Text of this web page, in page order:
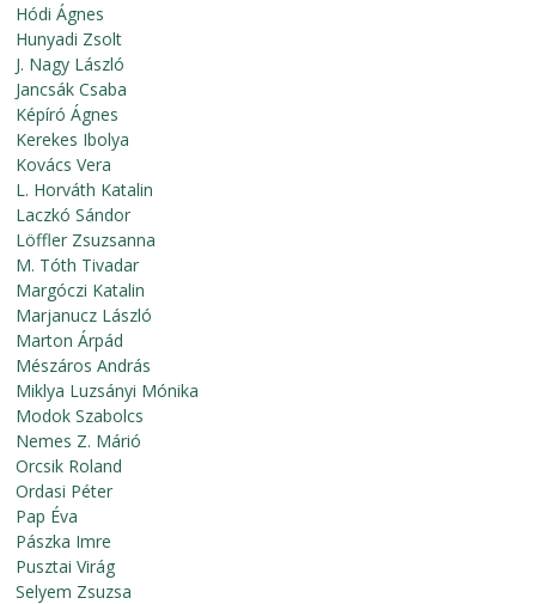
Hódi Ágnes
Hunyadi Zsolt
J. Nagy László
Jancsák Csaba
Képíró Ágnes
Kerekes Ibolya
Kovács Vera
L. Horváth Katalin
Laczkó Sándor
Löffler Zsuzsanna
M. Tóth Tivadar
Margóczi Katalin
Marjanucz László
Marton Árpád
Mészáros András
Miklya Luzsányi Mónika
Modok Szabolcs
Nemes Z. Márió
Orcsik Roland
Ordasi Péter
Pap Éva
Pászka Imre
Pusztai Virág
Selyem Zsuzsa